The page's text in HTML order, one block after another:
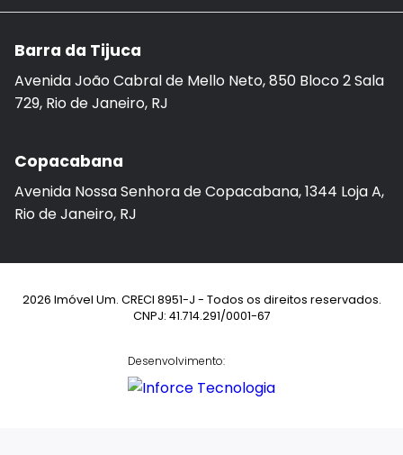
Barra da Tijuca
Avenida João Cabral de Mello Neto, 850 Bloco 2 Sala
729, Rio de Janeiro, RJ
Copacabana
Avenida Nossa Senhora de Copacabana, 1344 Loja A,
Rio de Janeiro, RJ
2026 Imóvel Um. CRECI 8951-J - Todos os direitos reservados.
CNPJ: 41.714.291/0001-67
Desenvolvimento: